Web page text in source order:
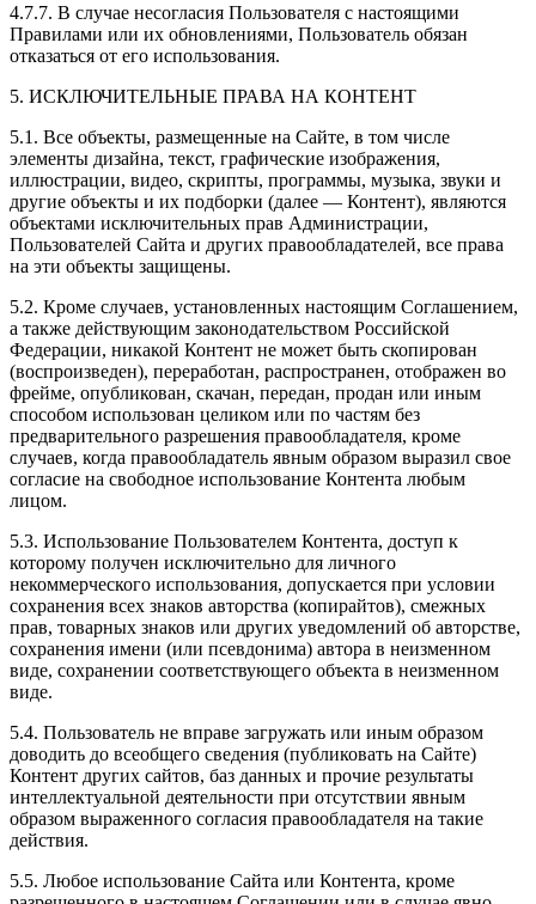
4.7.7. В случае несогласия Пользователя с настоящими
Правилами или их обновлениями, Пользователь обязан
отказаться от его использования.
5. ИСКЛЮЧИТЕЛЬНЫЕ ПРАВА НА КОНТЕНТ
5.1. Все объекты, размещенные на Сайте, в том числе
элементы дизайна, текст, графические изображения,
иллюстрации, видео, скрипты, программы, музыка, звуки и
другие объекты и их подборки (далее — Контент), являются
объектами исключительных прав Администрации,
Пользователей Сайта и других правообладателей, все права
на эти объекты защищены.
5.2. Кроме случаев, установленных настоящим Соглашением,
а также действующим законодательством Российской
Федерации, никакой Контент не может быть скопирован
(воспроизведен), переработан, распространен, отображен во
фрейме, опубликован, скачан, передан, продан или иным
способом использован целиком или по частям без
предварительного разрешения правообладателя, кроме
случаев, когда правообладатель явным образом выразил свое
согласие на свободное использование Контента любым
лицом.
5.3. Использование Пользователем Контента, доступ к
которому получен исключительно для личного
некоммерческого использования, допускается при условии
сохранения всех знаков авторства (копирайтов), смежных
прав, товарных знаков или других уведомлений об авторстве,
сохранения имени (или псевдонима) автора в неизменном
виде, сохранении соответствующего объекта в неизменном
виде.
5.4. Пользователь не вправе загружать или иным образом
доводить до всеобщего сведения (публиковать на Сайте)
Контент других сайтов, баз данных и прочие результаты
интеллектуальной деятельности при отсутствии явным
образом выраженного согласия правообладателя на такие
действия.
5.5. Любое использование Сайта или Контента, кроме